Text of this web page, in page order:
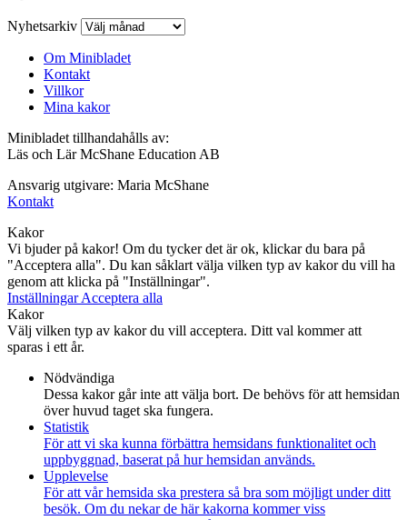
Nyhetsarkiv
Om Minibladet
Kontakt
Villkor
Mina kakor
Minibladet tillhandahålls av:
Läs och Lär McShane Education AB
Ansvarig utgivare: Maria McShane
Kontakt
Kakor
Vi bjuder på kakor! Om du tycker det är ok, klickar du bara på
"Acceptera alla". Du kan såklart välja vilken typ av kakor du vill ha
genom att klicka på "Inställningar".
InställningarAcceptera alla
Kakor
Välj vilken typ av kakor du vill acceptera. Ditt val kommer att
sparas i ett år.
Nödvändiga
Dessa kakor går inte att välja bort. De behövs för att hemsidan
över huvud taget ska fungera.
Statistik
För att vi ska kunna förbättra hemsidans funktionalitet och
uppbyggnad, baserat på hur hemsidan används.
Upplevelse
För att vår hemsida ska prestera så bra som möjligt under ditt
besök. Om du nekar de här kakorna kommer viss